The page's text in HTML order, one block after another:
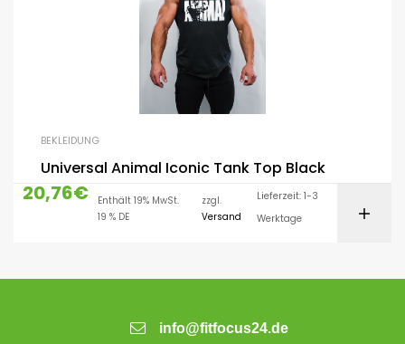
BEKLEIDUNG
Universal Animal Iconic Tank Top Black
20,76€
Enthält 19% MwSt.
19 % DE
zzgl.
Versand
Lieferzeit: 1-3
Werktage
info@fitfocus24.de